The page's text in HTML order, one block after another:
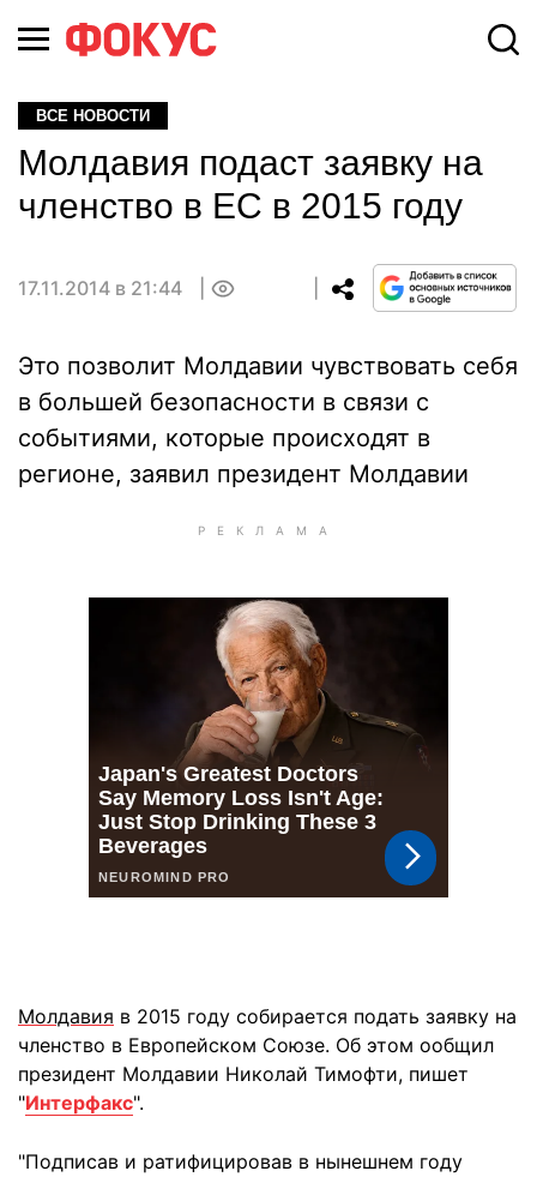
ВСЕ НОВОСТИ
Молдавия подаст заявку на
членство в ЕС в 2015 году
17.11.2014 в 21:44
Это позволит Молдавии чувствовать себя
в большей безопасности в связи с
событиями, которые происходят в
регионе, заявил президент Молдавии
Молдавия в 2015 году собирается подать заявку на
членство в Европейском Союзе. Об этом ообщил
президент Молдавии Николай Тимофти, пишет
"Интерфакс".
"Подписав и ратифицировав в нынешнем году